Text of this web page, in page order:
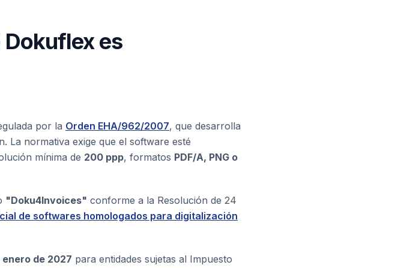
es
por la Orden EHA/962/2007, que desarrolla
La normativa exige que el software esté
mínima de 200 ppp, formatos PDF/A, PNG o
"Doku4Invoices" conforme a la Resolución de 24
de softwares homologados para digitalización
enero de 2027 para entidades sujetas al Impuesto